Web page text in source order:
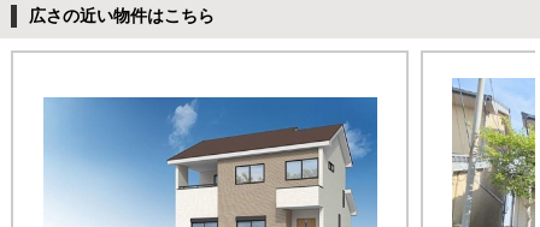
広さの近い物件はこちら